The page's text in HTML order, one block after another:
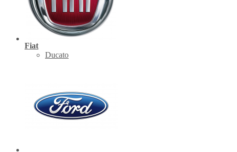
Fiat
Ducato